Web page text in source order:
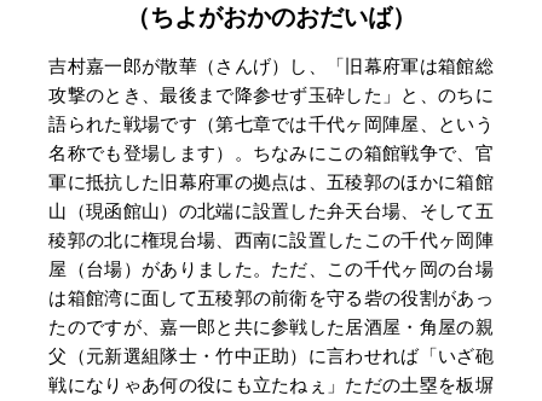
（ちよがおかのおだいば）
吉村嘉一郎が散華（さんげ）し、「旧幕府軍は箱館総
攻撃のとき、最後まで降参せず玉砕した」と、のちに
語られた戦場です（第七章では千代ヶ岡陣屋、という
名称でも登場します）。ちなみにこの箱館戦争で、官
軍に抵抗した旧幕府軍の拠点は、五稜郭のほかに箱館
山（現函館山）の北端に設置した弁天台場、そして五
稜郭の北に権現台場、西南に設置したこの千代ヶ岡陣
屋（台場）がありました。ただ、この千代ヶ岡の台場
は箱館湾に面して五稜郭の前衛を守る砦の役割があっ
たのですが、嘉一郎と共に参戦した居酒屋・角屋の親
父（元新選組隊士・竹中正助）に言わせれば「いざ砲
戦になりゃあ何の役にも立たねぇ」ただの土塁を板塀